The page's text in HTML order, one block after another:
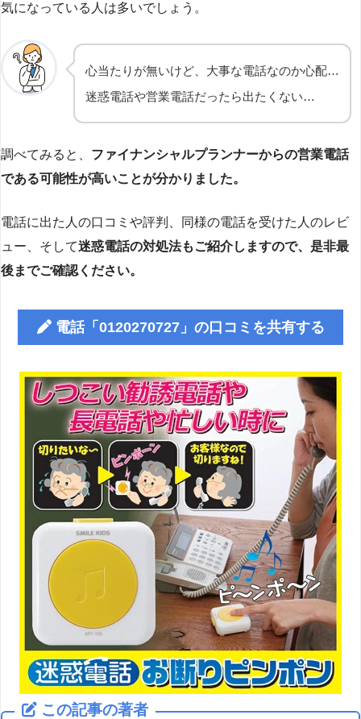
気になっている人は多いでしょう。
心当たりが無いけど、大事な電話なのか心配…
迷惑電話や営業電話だったら出たくない…
調べてみると、 ファイナンシャルプランナーからの営業電話
である可能性が高いことが分かりました。
電話に出た人の口コミや評判、同様の電話を受けた人のレビ
ュー、そして迷惑電話の対処法もご紹介しますので、是非最
後までご確認ください。
電話「0120270727」の口コミを共有する
この記事の著者